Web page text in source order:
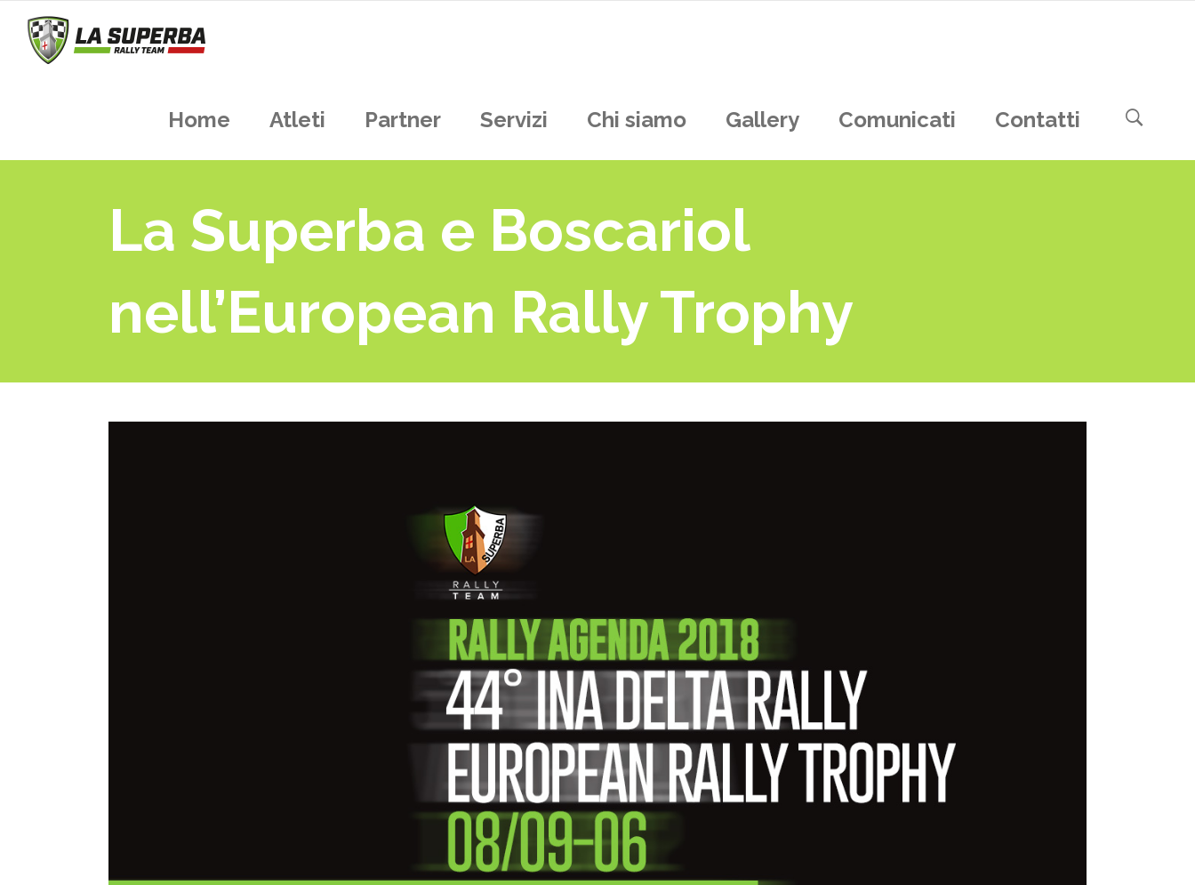
Home Atleti Partner Servizi Chi siamo Gallery Comunicati Contatti
La Superba e Boscariol
nell’European Rally Trophy